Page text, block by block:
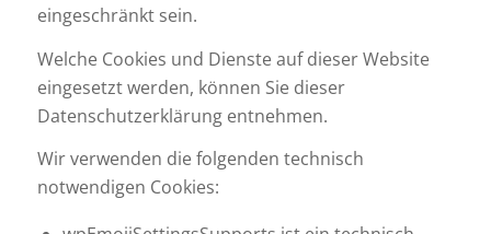
eingeschränkt sein.
Welche Cookies und Dienste auf dieser Website
eingesetzt werden, können Sie dieser
Datenschutzerklärung entnehmen.
Wir verwenden die folgenden technisch
notwendigen Cookies: